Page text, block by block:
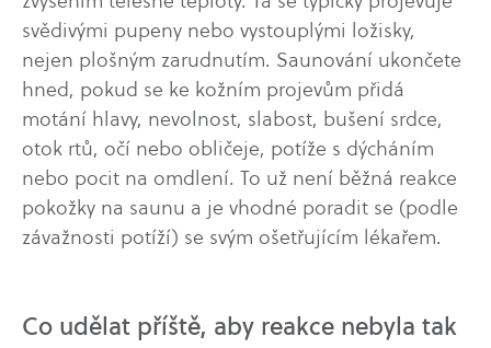
svědivými pupeny nebo vystouplými ložisky,
nejen plošným zarudnutím. Saunování ukončete
hned, pokud se ke kožním projevům přidá
motání hlavy, nevolnost, slabost, bušení srdce,
otok rtů, očí nebo obličeje, potíže s dýcháním
nebo pocit na omdlení. To už není běžná reakce
pokožky na saunu a je vhodné poradit se (podle
závažnosti potíží) se svým ošetřujícím lékařem.
Co udělat příště, aby reakce nebyla tak